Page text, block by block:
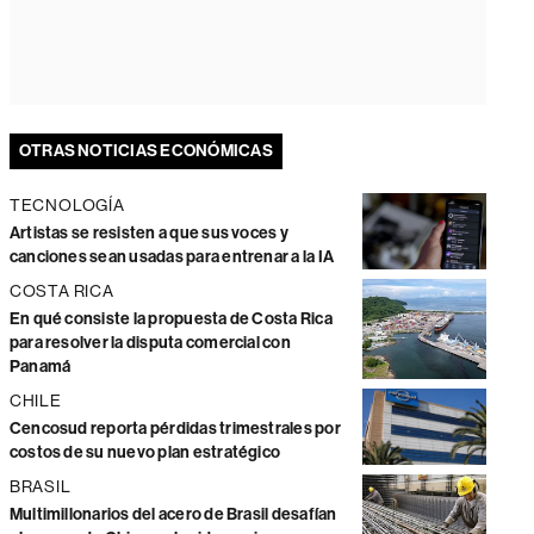
OTRAS NOTICIAS ECONÓMICAS
TECNOLOGÍA
Artistas se resisten a que sus voces y
canciones sean usadas para entrenar a la IA
COSTA RICA
En qué consiste la propuesta de Costa Rica
para resolver la disputa comercial con
Panamá
CHILE
Cencosud reporta pérdidas trimestrales por
costos de su nuevo plan estratégico
BRASIL
Multimillonarios del acero de Brasil desafían